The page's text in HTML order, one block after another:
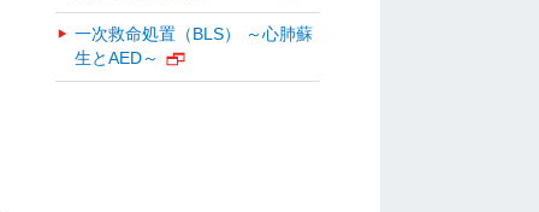
一次救命処置（BLS） ～心肺蘇
生とAED～